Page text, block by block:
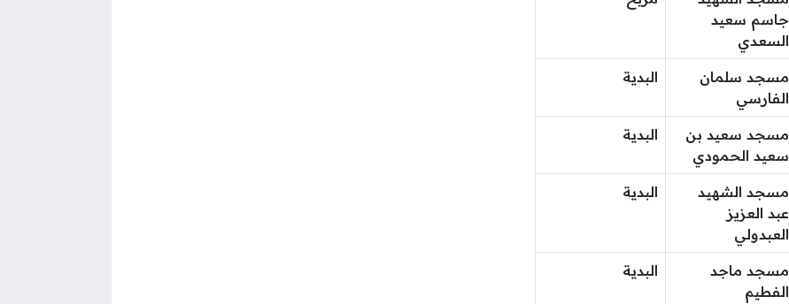
جاسم سعيد
السعدي
مسجد سلمان
الفارسي
البدية
مسجد سعيد بن
سعيد الحمودي
البدية
مسجد الشهيد
عبد العزيز
العبدولي
البدية
مسجد ماجد
الفطيم
البدية